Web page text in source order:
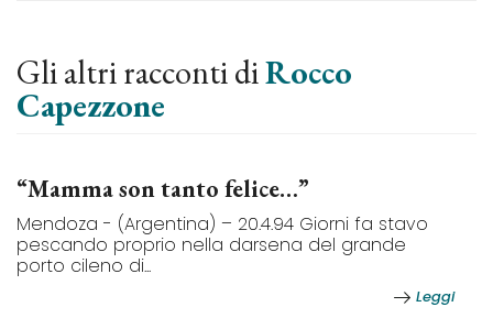
Gli altri racconti diRocco
Capezzone
“Mamma son tanto felice…”
Mendoza - (Argentina) – 20.4.94 Giorni fa stavo
pescando proprio nella darsena del grande
porto cileno di...
Leggi